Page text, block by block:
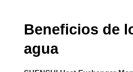
Beneficios de
agua